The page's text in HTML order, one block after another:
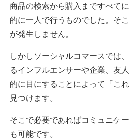
商品の検索から購入まですべて
的に一人で行うものでした。そ
が発生しません。
しかしソーシャルコマースでは
るインフルエンサーや企業、友
的に目にすることによって「こ
見つけます。
そこで必要であればコミュニケ
も可能です。